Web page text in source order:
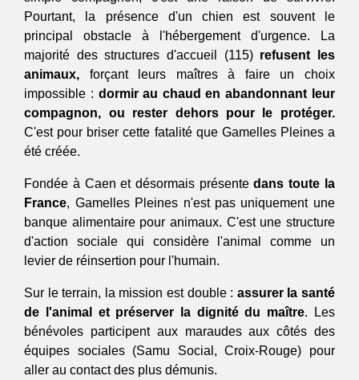
Pourtant, la présence d'un chien est souvent le
principal obstacle à l'hébergement d'urgence. La
majorité des structures d'accueil (115) refusent les
animaux, forçant leurs maîtres à faire un choix
impossible : dormir au chaud en abandonnant leur
compagnon, ou rester dehors pour le protéger.
C'est pour briser cette fatalité que Gamelles Pleines a
été créée.
Fondée à Caen et désormais présente dans toute la
France, Gamelles Pleines n'est pas uniquement une
banque alimentaire pour animaux. C'est une structure
d'action sociale qui considère l'animal comme un
levier de réinsertion pour l'humain.
Sur le terrain, la mission est double : assurer la santé
de l'animal et préserver la dignité du maître. Les
bénévoles participent aux maraudes aux côtés des
équipes sociales (Samu Social, Croix-Rouge) pour
aller au contact des plus démunis.